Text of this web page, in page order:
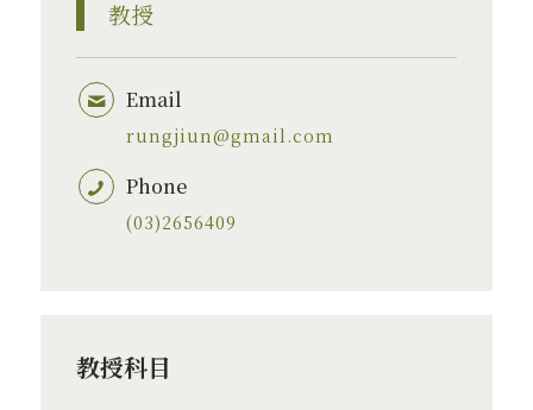
教授
Email
rungjiun@gmail.com
Phone
(03)2656409
教授科目